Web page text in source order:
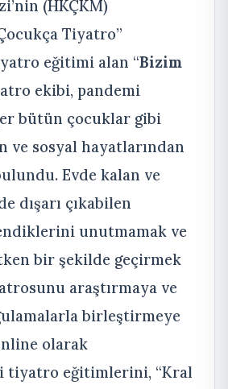
(HKÇKM)
Tiyatro”
eğitimi alan “Bizim
ekibi, pandemi
bütün çocuklar gibi
ve sosyal hayatlarından
Evde kalan ve
dışarı çıkabilen
unutmamak ve
bir şekilde geçirmek
araştırmaya ve
birleştirmeye
olarak
tiyatro eğitimlerini, “Kral